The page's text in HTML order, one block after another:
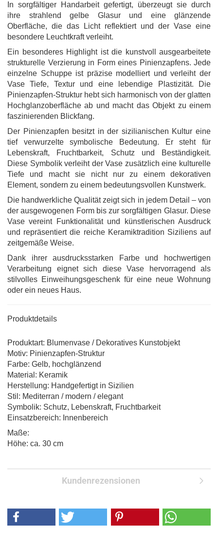
In sorgfältiger Handarbeit gefertigt, überzeugt sie durch
ihre strahlend gelbe Glasur und eine glänzende
Oberfläche, die das Licht reflektiert und der Vase eine
besondere Leuchtkraft verleiht.
Ein besonderes Highlight ist die kunstvoll ausgearbeitete
strukturelle Verzierung in Form eines Pinienzapfens. Jede
einzelne Schuppe ist präzise modelliert und verleiht der
Vase Tiefe, Textur und eine lebendige Plastizität. Die
Pinienzapfen-Struktur hebt sich harmonisch von der glatten
Hochglanzoberfläche ab und macht das Objekt zu einem
faszinierenden Blickfang.
Der Pinienzapfen besitzt in der sizilianischen Kultur eine
tief verwurzelte symbolische Bedeutung. Er steht für
Lebenskraft, Fruchtbarkeit, Schutz und Beständigkeit.
Diese Symbolik verleiht der Vase zusätzlich eine kulturelle
Tiefe und macht sie nicht nur zu einem dekorativen
Element, sondern zu einem bedeutungsvollen Kunstwerk.
Die handwerkliche Qualität zeigt sich in jedem Detail – von
der ausgewogenen Form bis zur sorgfältigen Glasur. Diese
Vase vereint Funktionalität und künstlerischen Ausdruck
und repräsentiert die reiche Keramiktradition Siziliens auf
zeitgemäße Weise.
Dank ihrer ausdrucksstarken Farbe und hochwertigen
Verarbeitung eignet sich diese Vase hervorragend als
stilvolles Einweihungsgeschenk für eine neue Wohnung
oder ein neues Haus.
Produktdetails
Produktart: Blumenvase / Dekoratives Kunstobjekt
Motiv: Pinienzapfen-Struktur
Farbe: Gelb, hochglänzend
Material: Keramik
Herstellung: Handgefertigt in Sizilien
Stil: Mediterran / modern / elegant
Symbolik: Schutz, Lebenskraft, Fruchtbarkeit
Einsatzbereich: Innenbereich
Maße:
Höhe: ca. 30 cm
Kundenrezensionen